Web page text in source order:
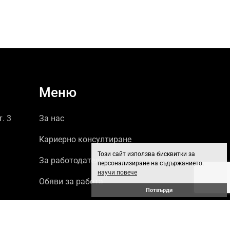
Този сайт използва бисквитки за
персонализиране на съдържанието.
научи повече
Потвърди
3
Меню
За нас
Кариерно консултиране
За работодатели
Обяви за работа